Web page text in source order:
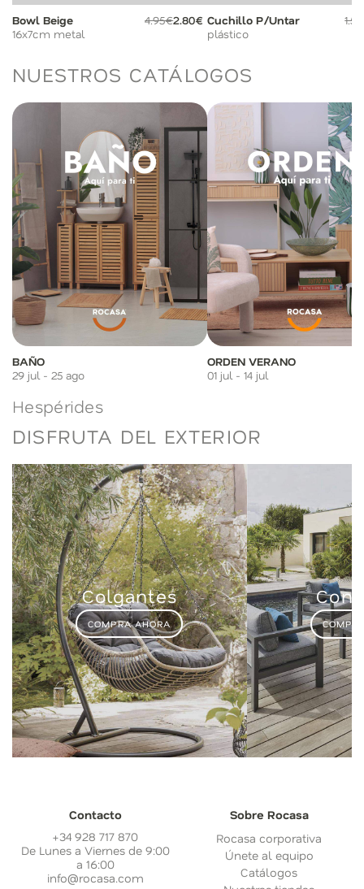
Bowl Beige 4.95€2.80€
16x7cm metal
Cuchillo P/Untar
plástico
NUESTROS CATÁLOGOS
BAÑO
29 jul - 25 ago
ORDEN VERANO
01 jul - 14 jul
Hespérides
DISFRUTA DEL EXTERIOR
Colgantes
COMPRA AHORA
Contacto
+34 928 717 870
De Lunes a Viernes de 9:00
a 16:00
info@rocasa.com
Sobre Rocasa
Rocasa corporativa
Únete al equipo
Catálogos